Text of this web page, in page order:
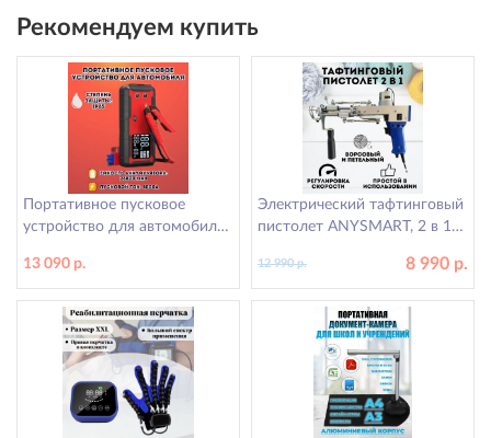
Рекомендуем купить
Портативное пусковое
устройство для автомобиля
4000A
13 090 р.
Электрический тафтинговый
пистолет ANYSMART, 2 в 1
8 990 р.
12 990 р.